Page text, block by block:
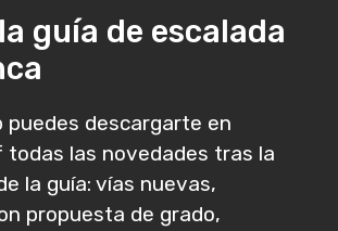
guía de escalada
puedes descargarte en
las novedades tras la
la guía: vías nuevas,
propuesta de grado,